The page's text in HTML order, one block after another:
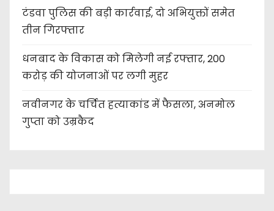
टंडवा पुलिस की बड़ी कार्रवाई, दो अभियुक्तों समेत
तीन गिरफ्तार
धनबाद के विकास को मिलेगी नई रफ्तार, 200
करोड़ की योजनाओं पर लगी मुहर
नवीनगर के चर्चित हत्याकांड में फैसला, अनमोल
गुप्ता को उम्रकैद